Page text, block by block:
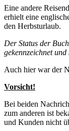
Eine andere
erhielt eine
den Herbsturlaub.
Der Status der
gekennzeichnet
Auch hier war der
Vorsicht!
Bei beiden
zum anderen ist
und Kunden nicht